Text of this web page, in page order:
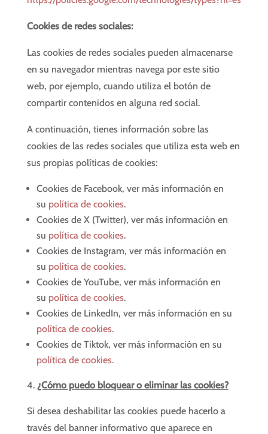
Cookies de redes sociales:
Las cookies de redes sociales pueden almacenarse
en su navegador mientras navega por este sitio
web, por ejemplo, cuando utiliza el botón de
compartir contenidos en alguna red social.
A continuación, tienes información sobre las
cookies de las redes sociales que utiliza esta web en
sus propias políticas de cookies:
Cookies de Facebook, ver más información en
su política de cookies.
Cookies de X (Twitter), ver más información en
su política de cookies.
Cookies de Instagram, ver más información en
su política de cookies.
Cookies de YouTube, ver más información en
su política de cookies.
Cookies de LinkedIn, ver más información en su
política de cookies.
Cookies de Tiktok, ver más información en su
política de cookies.
¿Cómo puedo bloquear o eliminar las cookies?
Si desea deshabilitar las cookies puede hacerlo a
través del banner informativo que aparece en